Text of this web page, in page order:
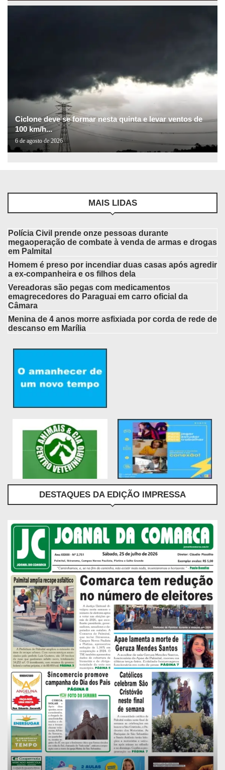
Ciclone deve se formar nesta quinta e levar ventos de
100 km/h...
6 de agosto de 2026
MAIS LIDAS
Polícia Civil prende onze pessoas durante
megaoperação de combate à venda de armas e drogas
em Palmital
Homem é preso por incendiar duas casas após agredir
a ex-companheira e os filhos dela
Vereadoras são pegas com medicamentos
emagrecedores do Paraguai em carro oficial da
Câmara
Menina de 4 anos morre asfixiada por corda de rede de
descanso em Marília
DESTAQUES DA EDIÇÃO IMPRESSA